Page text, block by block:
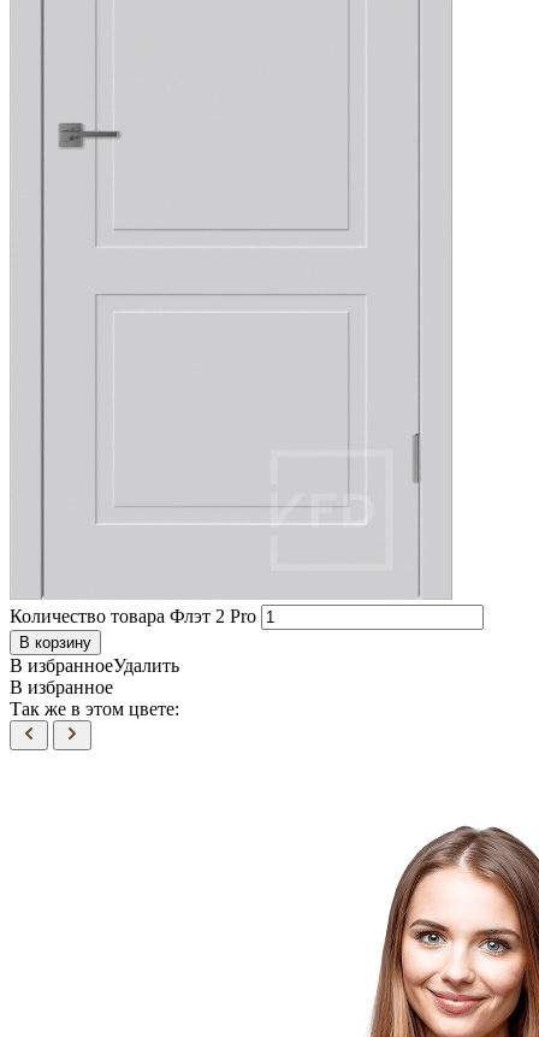
Количество товара Флэт 2 Pro
В корзину
В избранноеУдалить
В избранное
Так же в этом цвете: